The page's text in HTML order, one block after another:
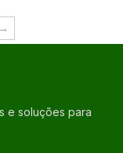
→
e soluções para